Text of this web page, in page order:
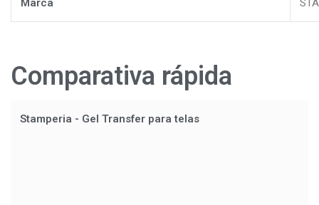
Marca
Comparativa rápida
Stamperia - Gel Transfer para telas